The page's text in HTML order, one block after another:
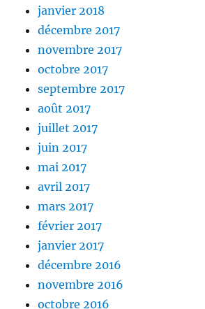
janvier 2018
décembre 2017
novembre 2017
octobre 2017
septembre 2017
août 2017
juillet 2017
juin 2017
mai 2017
avril 2017
mars 2017
février 2017
janvier 2017
décembre 2016
novembre 2016
octobre 2016